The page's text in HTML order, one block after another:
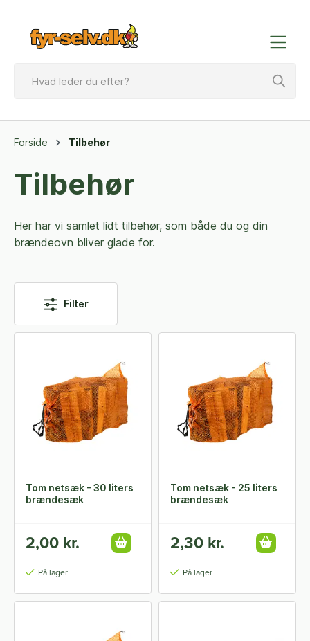
Forside Tilbehør
Tilbehør
Her har vi samlet lidt tilbehør, som både du og din
brændeovn bliver glade for.
Filter
Tom netsæk - 30 liters
brændesæk
2,00 kr.
På lager
Tom netsæk - 25 liters
brændesæk
2,30 kr.
På lager